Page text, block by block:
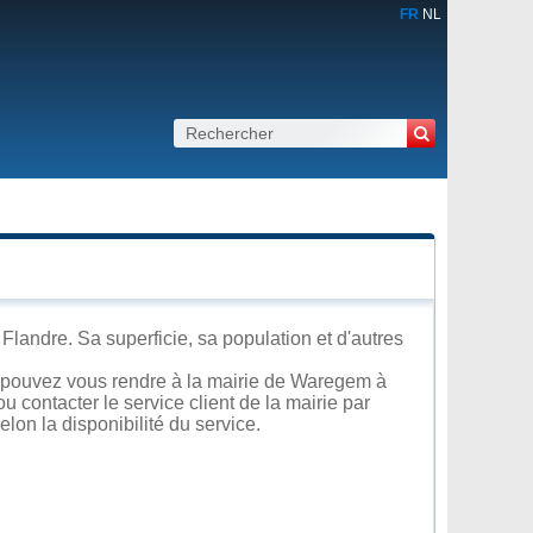
FR NL
Sa superficie, sa population et d'autres
vous rendre à la mairie de Waregem à
contacter le service client de la mairie par
la disponibilité du service.